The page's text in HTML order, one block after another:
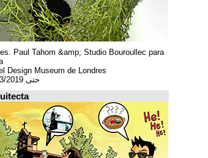
Paul Tahom &amp; Studio Bouroullec para
Design Museum de Londres.
حتى 26/03/2019